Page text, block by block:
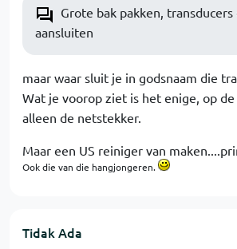
Grote bak pakken, transducers
aansluiten
maar waar sluit je in godsnaam die
Wat je voorop ziet is het enige, op
alleen de netstekker.
Maar een US reiniger van
Ook die van die hangjongeren.
Tidak Ada